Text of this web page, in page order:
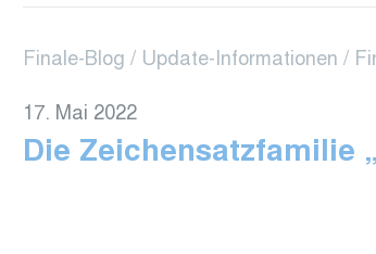
Finale-Blog Update-Informationen
17. Mai 2022
Die Zeichensatzfamilie